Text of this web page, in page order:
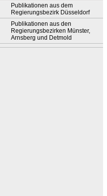
Publikationen aus dem
Regierungsbezirk Düsseldorf
Publikationen aus den
Regierungsbezirken Münster,
Arnsberg und Detmold